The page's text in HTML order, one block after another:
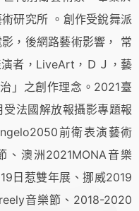
研究所 。創作受銳舞派
，後網路藝術影響， 常
者，LiveArt，ＤＪ，藝
」之創作理念。 2021臺
法國解放報攝影專題報
前衛表演藝術
、澳洲2021MONA音樂
日惹雙年展、挪威2019
音樂節、2018-2020